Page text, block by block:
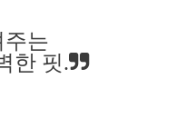
주는
핏.